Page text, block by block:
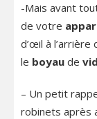
-Mais avant
de votre
d’œil à
le boyau de
– Un petit
robinets après